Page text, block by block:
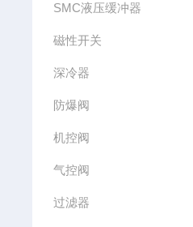
SMC液压缓冲器
磁性开关
深冷器
防爆阀
机控阀
气控阀
过滤器